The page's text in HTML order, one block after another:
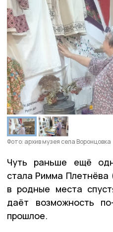
Фото: архив музея села Воронцовка
Чуть раньше ещё
стала Римма
в родные места
даёт возможность
прошлое.